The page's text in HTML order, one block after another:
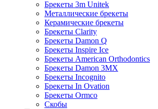
Брекеты 3m Unitek
Металлические брекеты
Керамические брекеты
Брекеты Clarity
Брекеты Damon Q
Брекеты Inspire Ice
Брекеты American Orthodontics
Брекеты Damon 3MX
Брекеты Incognito
Брекеты In Ovation
Брекеты Ormco
Скобы